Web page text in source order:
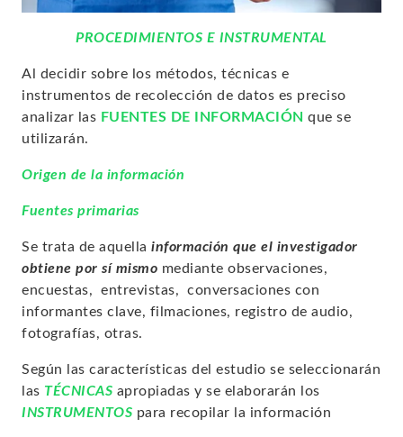
PROCEDIMIENTOS E INSTRUMENTAL
Al decidir sobre los métodos, técnicas e
instrumentos de recolección de datos es preciso
analizar las FUENTES DE INFORMACIÓN que se
utilizarán.
Origen de la información
Fuentes primarias
Se trata de aquella información que el investigador
obtiene por sí mismo mediante observaciones,
encuestas, entrevistas, conversaciones con
informantes clave, filmaciones, registro de audio,
fotografías, otras.
Según las características del estudio se seleccionarán
las TÉCNICAS apropiadas y se elaborarán los
INSTRUMENTOS para recopilar la información